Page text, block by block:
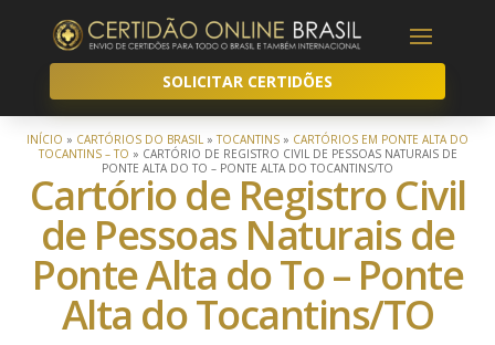
SOLICITAR CERTIDÕES
INÍCIO » CARTÓRIOS DO BRASIL »TOCANTINS » CARTÓRIOS EM PONTE ALTA DO
TOCANTINS – TO » CARTÓRIO DE REGISTRO CIVIL DE PESSOAS NATURAIS DE
PONTE ALTA DO TO – PONTE ALTA DO TOCANTINS/TO
Cartório de Registro Civil
de Pessoas Naturais de
Ponte Alta do To – Ponte
Alta do Tocantins/TO